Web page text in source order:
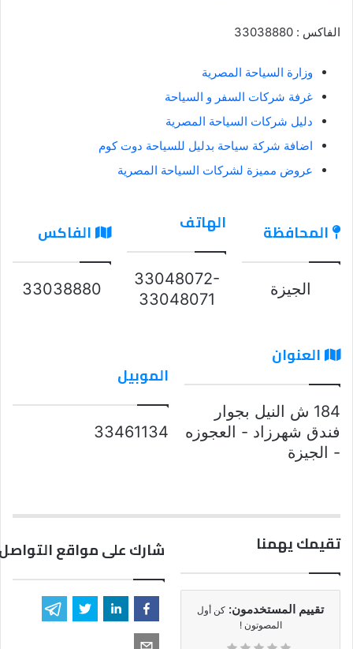
الفاكس : 33038880
وزارة السياحة المصرية
غرفة شركات السفر و السياحة
دليل شركات السياحة المصرية
اضافة شركة سياحة بدليل للسياحة دوت كوم
عروض مميزة لشركات السياحة المصرية
المحافظة
الجيزة
الهاتف
33048072-
33048071
الفاكس
33038880
العنوان
184 ش النيل بجوار
فندق شهرزاد - العجوزه
- الجيزة
الموبيل
33461134
تقيمك يهمنا
تقييم المستخدمون: كن أول
المصوتون !
شارك على مواقع